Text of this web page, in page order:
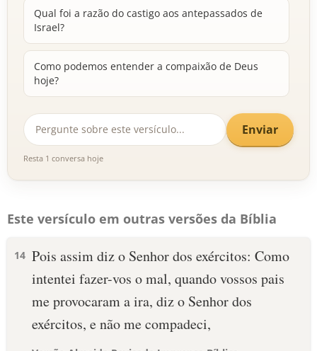
Qual foi a razão do castigo aos antepassados de
Israel?
Como podemos entender a compaixão de Deus
hoje?
Enviar
Resta 1 conversa hoje
Este versículo em outras versões da Bíblia
14 Pois assim diz o Senhor dos exércitos: Como
intentei fazer-vos o mal, quando vossos pais
me provocaram a ira, diz o Senhor dos
exércitos, e não me compadeci,